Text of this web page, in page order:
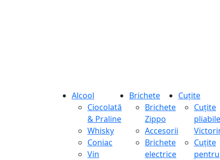
Alcool
Ciocolată
& Praline
Whisky
Coniac
Vin
Brichete
Brichete
Zippo
Accesorii
Brichete
electrice
Cuțite
Cuțite
pliabile
Cuțite
pentru